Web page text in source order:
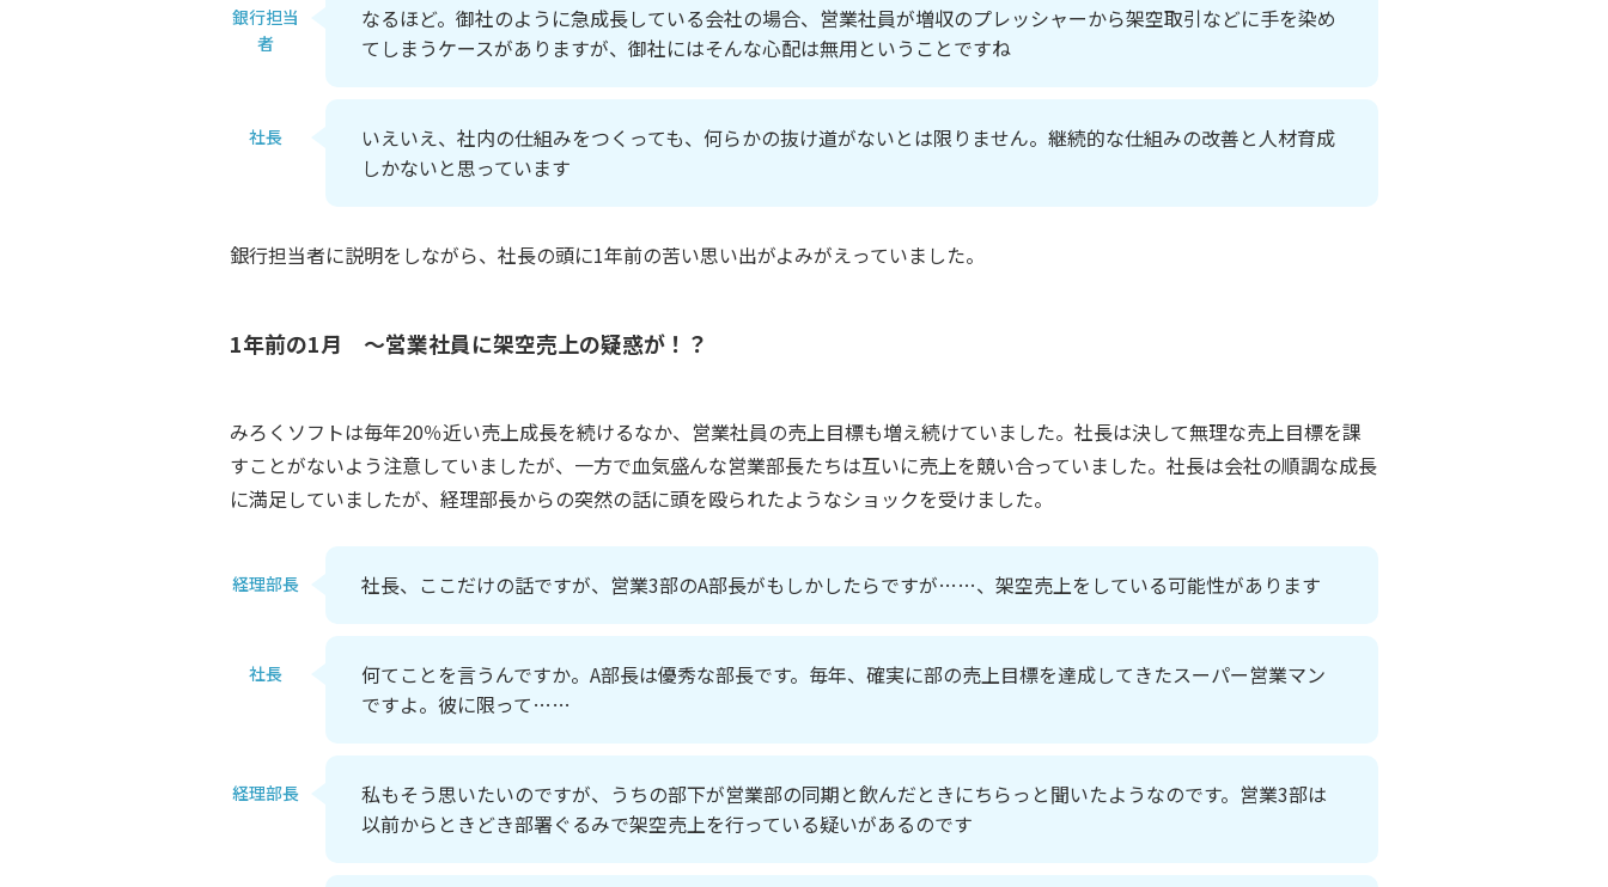
銀行担当
者
なるほど。御社のように急成長している会社の場合、営業社員が増収のプレッシャーから架空取引などに手を染め
てしまうケースがありますが、御社にはそんな心配は無用ということですね
社長
いえいえ、社内の仕組みをつくっても、何らかの抜け道がないとは限りません。継続的な仕組みの改善と人材育成
しかないと思っています
銀行担当者に説明をしながら、社長の頭に1年前の苦い思い出がよみがえっていました。
1年前の1月 ～営業社員に架空売上の疑惑が！？
みろくソフトは毎年20％近い売上成長を続けるなか、営業社員の売上目標も増え続けていました。社長は決して無理な売上目標を課
すことがないよう注意していましたが、一方で血気盛んな営業部長たちは互いに売上を競い合っていました。社長は会社の順調な成長
に満足していましたが、経理部長からの突然の話に頭を殴られたようなショックを受けました。
経理部長 社長、ここだけの話ですが、営業3部のA部長がもしかしたらですが……、架空売上をしている可能性があります
社長
何てことを言うんですか。A部長は優秀な部長です。毎年、確実に部の売上目標を達成してきたスーパー営業マン
ですよ。彼に限って……
経理部長
私もそう思いたいのですが、うちの部下が営業部の同期と飲んだときにちらっと聞いたようなのです。営業3部は
以前からときどき部署ぐるみで架空売上を行っている疑いがあるのです